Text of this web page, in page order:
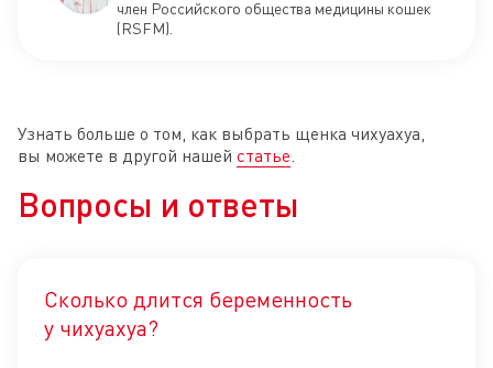
член Российского общества медицины кошек
(RSFM).
Узнать больше о том, как выбрать щенка чихуахуа,
вы можете в другой нашей статье.
Вопросы и ответы
Сколько длится беременность
у чихуахуа?